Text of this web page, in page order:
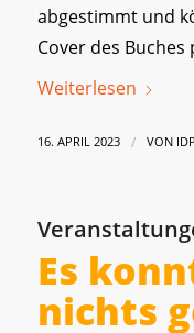
abgestimmt und
Cover des
Weiterlesen
16. APRIL 2023 / VON
Es
nichts